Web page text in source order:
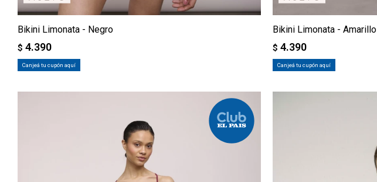
Bikini Limonata - Negro
$ 4.390
Canjeá tu cupón aquí
Bikini Limonata - Amarillo
$ 4.390
Canjeá tu cupón aquí